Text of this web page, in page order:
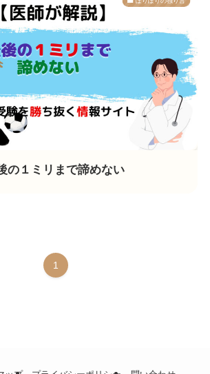
の１ミリまで諦めない
1